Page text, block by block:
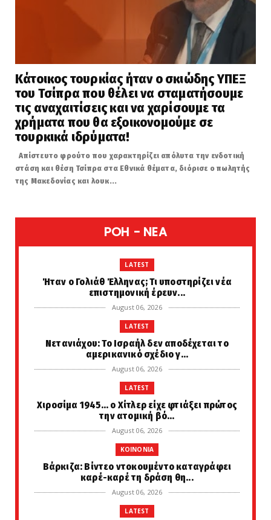
Κάτοικος τουρκίας ήταν ο σκιώδης ΥΠΕΞ
του Τσίπρα που θέλει να σταματήσουμε
τις αναχαιτίσεις και να χαρίσουμε τα
χρήματα που θα εξοικονομούμε σε
τουρκικά ιδρύματα!
Απίστευτο φρούτο που χαρακτηρίζει απόλυτα την ενδοτική
στάση και θέση Τσίπρα στα Εθνικά θέματα, διόρισε ο πωλητής
της Μακεδονίας και λουκ...
POH - NEA
LATEST
Ήταν ο Γολιάθ Έλληνας; Τι υποστηρίζει νέα
επιστημονική έρευν...
August 06, 2026
LATEST
Νετανιάχου: Το Ισραήλ δεν αποδέχεται το
αμερικανικό σχέδιο γ...
August 06, 2026
LATEST
Χιροσίμα 1945... ο Χίτλερ είχε φτιάξει πρώτος
την ατομική βό...
August 06, 2026
KOINONIA
Βάρκιζα: Βίντεο ντοκουμέντο καταγράφει
καρέ-καρέ τη δράση θη...
August 06, 2026
LATEST